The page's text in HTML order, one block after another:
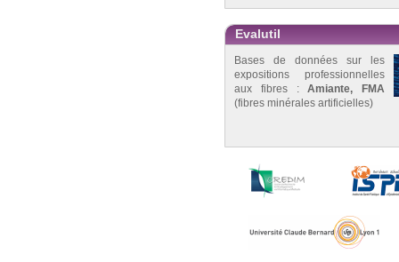
Evalutil
Bases de données sur les
expositions professionnelles
aux fibres :Amiante, FMA
(fibres minérales artificielles)